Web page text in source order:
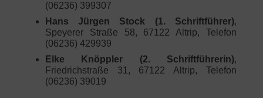
(06236) 399307
Hans Jürgen Stock (1. Schriftführer),
Speyerer Straße 58, 67122 Altrip, Telefon
(06236) 429939
Elke Knöppler (2. Schriftführerin),
Friedrichstraße 31, 67122 Altrip, Telefon
(06236) 39019